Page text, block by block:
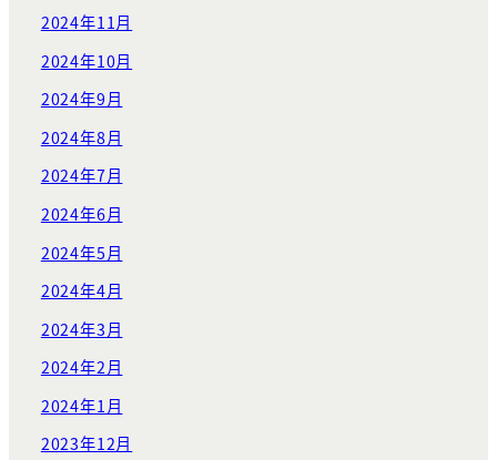
2024年11月
2024年10月
2024年9月
2024年8月
2024年7月
2024年6月
2024年5月
2024年4月
2024年3月
2024年2月
2024年1月
2023年12月